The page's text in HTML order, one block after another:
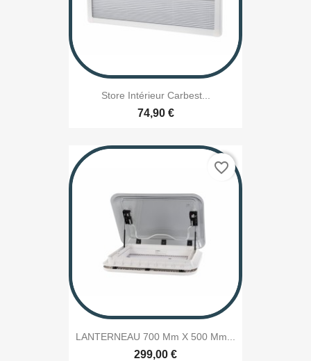
Store Intérieur Carbest...
74,90 €
LANTERNEAU 700 Mm X 500 Mm...
299,00 €
favorite_border